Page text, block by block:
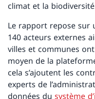
climat et la
Le rapport repose sur
140 acteurs externes
villes et communes
moyen de la
cela s’ajoutent les
experts de
données du système